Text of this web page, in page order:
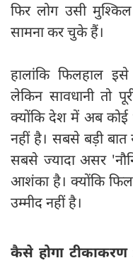
फिर लोग उसी
सामना कर चुके हैं।
हालांकि फिलहाल इसे
लेकिन सावधानी तो
क्योंकि देश में अब
नहीं है। सबसे बड़ी
सबसे ज्यादा असर
आशंका है। क्योंकि
उम्मीद नहीं है।
कैसे होगा टीकाकरण